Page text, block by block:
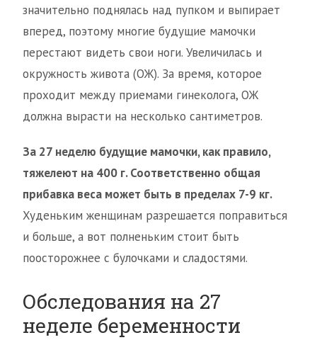
значительно поднялась над пупком и выпирает
вперед, поэтому многие будущие мамочки
перестают видеть свои ноги. Увеличилась и
окружность живота (ОЖ). За время, которое
проходит между приемами гинеколога, ОЖ
должна вырасти на несколько сантиметров.
За 27 неделю будущие мамочки, как правило,
тяжелеют на 400 г. Соответственно общая
прибавка веса может быть в пределах 7-9 кг.
Худеньким женщинам разрешается поправиться
и больше, а вот полненьким стоит быть
поосторожнее с булочками и сладостями.
Обследования на 27
неделе беременности